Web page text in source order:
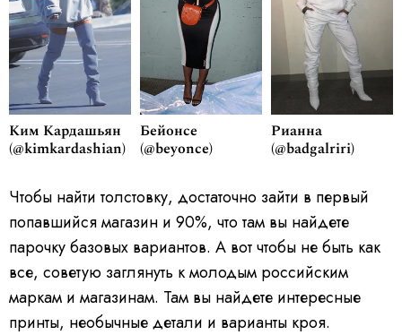
Ким Кардашьян
(@kimkardashian)
Бейонсе
(@beyonce)
Рианна
(@badgalriri)
Чтобы найти толстовку, достаточно зайти в первый
попавшийся магазин и 90%, что там вы найдете
парочку базовых вариантов. А вот чтобы не быть как
все, советую заглянуть к молодым российским
маркам и магазинам. Там вы найдете интересные
принты, необычные детали и варианты кроя.